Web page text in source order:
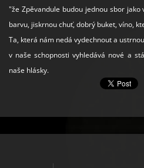
"že Zpěvandule budou jednou sbor
barvu, jiskrnou chuť, dobrý buket, víno,
Ta, která nám nedá vydechnout a
v naše schopnosti vyhledává nové a
naše hlásky.